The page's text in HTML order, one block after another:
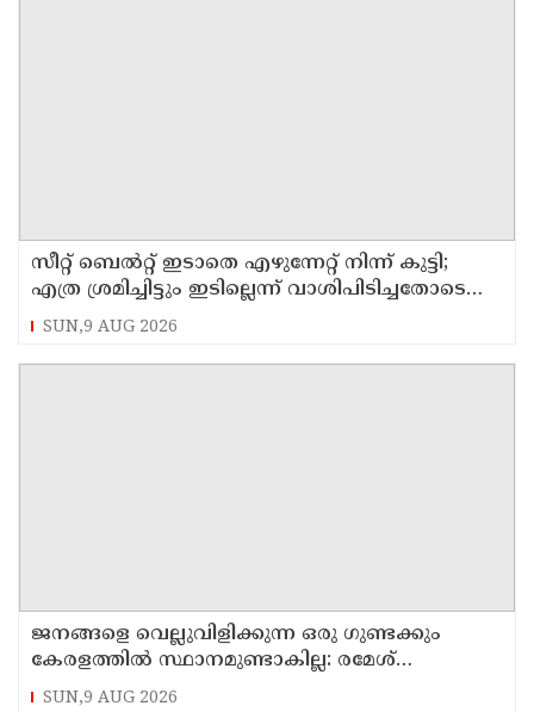
സീറ്റ് ബെല്‍റ്റ് ഇടാതെ എഴുന്നേറ്റ് നിന്ന് കുട്ടി;
എത്ര ശ്രമിച്ചിട്ടും ഇടില്ലെന്ന് വാശിപിടിച്ചതോടെ
വിമാനം റദ്ദാക്കി
SUN,9 AUG 2026
ജനങ്ങളെ വെല്ലുവിളിക്കുന്ന ഒരു ഗുണ്ടക്കും
കേരളത്തില്‍ സ്ഥാനമുണ്ടാകില്ല: രമേശ്
ചെന്നിത്തല
SUN,9 AUG 2026